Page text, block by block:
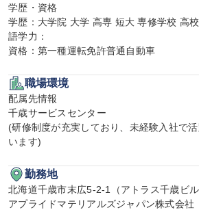
学歴・資格
学歴：大学院 大学 高専 短大 専修学校 高校
語学力：
資格：第一種運転免許普通自動車
職場環境
配属先情報
千歳サービスセンター
(研修制度が充実しており、未経験入社で
います)
勤務地
北海道千歳市末広5-2-1（アトラス千歳ビル
アプライドマテリアルズジャパン株式会社